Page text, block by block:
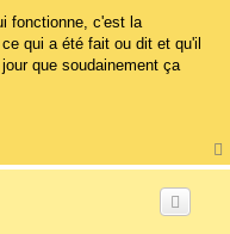
fonctionne, c'est la
qui a été fait ou dit et qu'il
que soudainement ça